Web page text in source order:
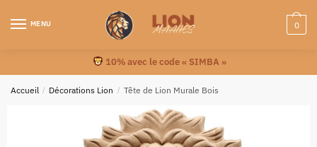
MENU 0
10% avec le code « SIMBA »
Accueil / Décorations Lion / Tête de Lion Murale Bois